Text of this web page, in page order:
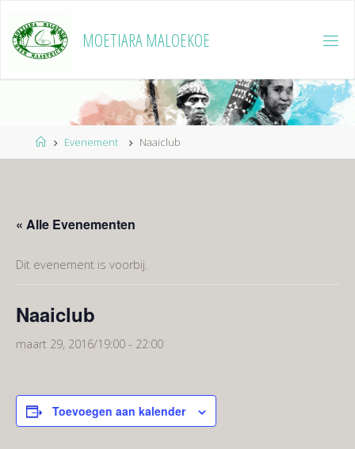
naar
de
MOETIARA MALOEKOE
HomeEvenement Naaiclub
« Alle Evenementen
Dit evenement is voorbij.
Naaiclub
maart 29, 2016/19:00 - 22:00
Toevoegen aan kalender